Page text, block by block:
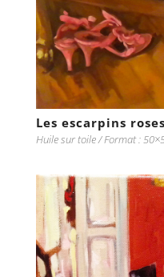
Les escarpins roses
Huile sur toile / Format :